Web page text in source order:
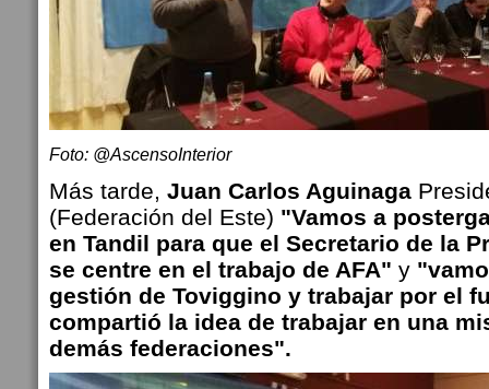
Foto: @AscensoInterior
Más tarde, Juan Carlos Aguinaga
(Federación del Este) "Vamos a
en Tandil para que el Secretario de la
se centre en el trabajo de AFA" y
gestión de Toviggino y trabajar por el
compartió la idea de trabajar en una
demás federaciones".